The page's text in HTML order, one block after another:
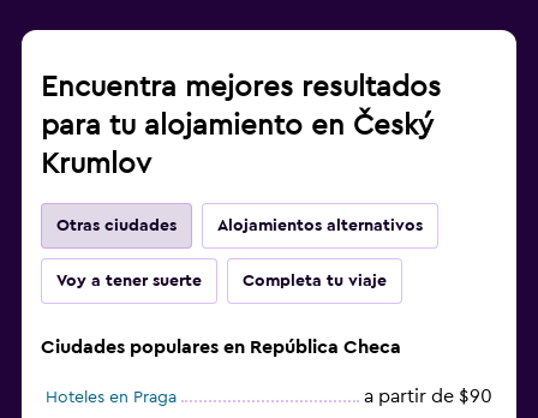
Encuentra mejores resultados
para tu alojamiento en Český
Krumlov
Otras ciudades Alojamientos alternativos
Voy a tener suerte Completa tu viaje
Ciudades populares en República Checa
Hoteles en Praga a partir de $90